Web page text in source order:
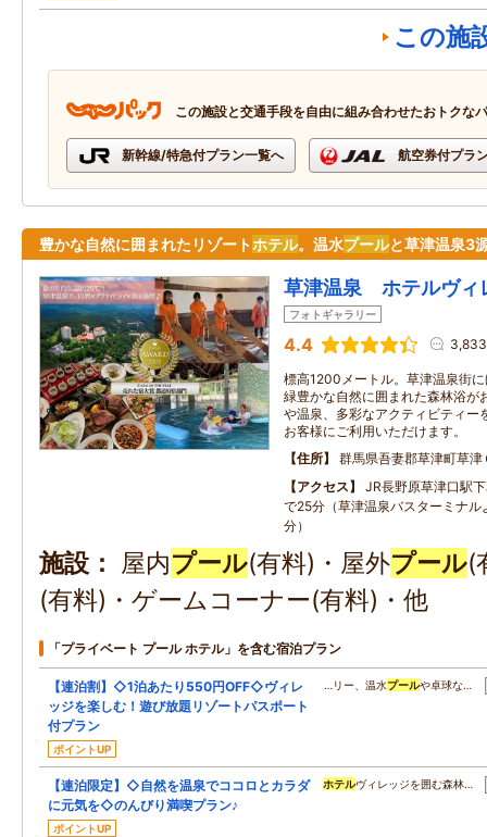
この施
この施設と交通手段を自由に組み合わせたおトクな
新幹線/特急付プラン一覧へ 航空券付プラ
豊かな自然に囲まれたリゾートホテル。温水プールと草津温泉3
草津温泉 ホテルヴィ
フォトギャラリー
4.4
標高1200メートル。草津温泉街
緑豊かな自然に囲まれた森林浴が
や温泉、多彩なアクティビティー
お客様にご利用いただけます。
住所
群馬県吾妻郡草津町草津
アクセス
JR長野原草津口駅
で25分（草津温泉バスターミナル
分）
施設 屋内プール(有料)・屋外プール(
(有料)・ゲームコーナー(有料)・他
「プライベート プール ホテル」を含む宿泊プラン
【連泊割】◇1泊あたり550円OFF◇ヴィレ
ッジを楽しむ！遊び放題リゾートパスポート
付プラン
ポイントUP
…リー、温水プールや卓球な…
【連泊限定】◇自然を温泉でココロとカラダ
に元気を◇のんびり満喫プラン♪
ポイントUP
ホテルヴィレッジを囲む森林…